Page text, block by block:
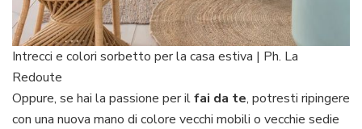
Intrecci e colori sorbetto per la casa estiva | Ph. La
Redoute
Oppure, se hai la passione per ilfai da te, potresti ripingere
con una nuova mano di colore vecchi mobili o vecchie sedie